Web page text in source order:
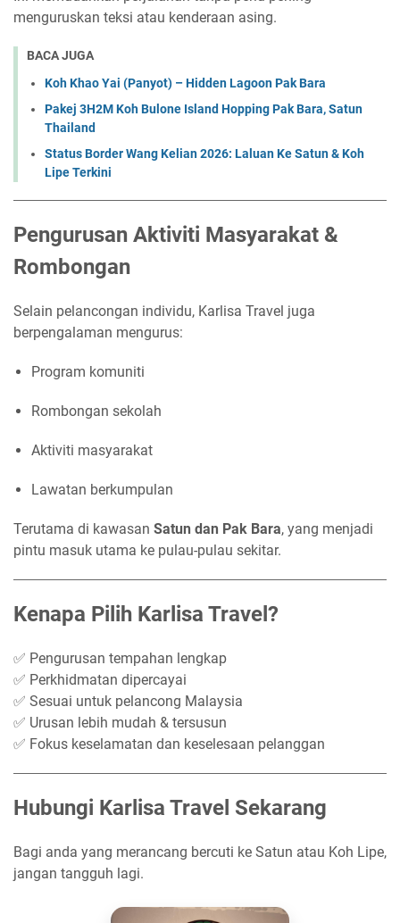
menguruskan teksi atau kenderaan asing.
BACA JUGA
Koh Khao Yai (Panyot) – Hidden Lagoon Pak Bara
Pakej 3H2M Koh Bulone Island Hopping Pak Bara, Satun
Thailand
Status Border Wang Kelian 2026: Laluan Ke Satun & Koh
Lipe Terkini
Pengurusan Aktiviti Masyarakat &
Rombongan
Selain pelancongan individu, Karlisa Travel juga
berpengalaman mengurus:
Program komuniti
Rombongan sekolah
Aktiviti masyarakat
Lawatan berkumpulan
Terutama di kawasan Satun dan Pak Bara, yang menjadi
pintu masuk utama ke pulau-pulau sekitar.
Kenapa Pilih Karlisa Travel?
✅ Pengurusan tempahan lengkap
✅ Perkhidmatan dipercayai
✅ Sesuai untuk pelancong Malaysia
✅ Urusan lebih mudah & tersusun
✅ Fokus keselamatan dan keselesaan pelanggan
Hubungi Karlisa Travel Sekarang
Bagi anda yang merancang bercuti ke Satun atau Koh Lipe,
jangan tangguh lagi.